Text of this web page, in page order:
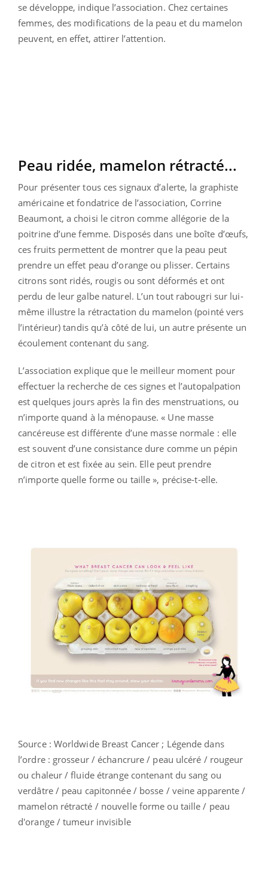
se développe, indique l’association. Chez certaines
femmes, des modifications de la peau et du mamelon
peuvent, en effet, attirer l’attention.
Peau ridée, mamelon rétracté...
Pour présenter tous ces signaux d’alerte, la graphiste
américaine et fondatrice de l’association, Corrine
Beaumont, a choisi le citron comme allégorie de la
poitrine d’une femme. Disposés dans une boîte d’œufs,
ces fruits permettent de montrer que la peau peut
prendre un effet peau d’orange ou plisser. Certains
citrons sont ridés, rougis ou sont déformés et ont
perdu de leur galbe naturel. L’un tout rabougri sur lui-
même illustre la rétractation du mamelon (pointé vers
l’intérieur) tandis qu’à côté de lui, un autre présente un
écoulement contenant du sang.
L’association explique que le meilleur moment pour
effectuer la recherche de ces signes et l’autopalpation
est quelques jours après la fin des menstruations, ou
n’importe quand à la ménopause. « Une masse
cancéreuse est différente d’une masse normale : elle
est souvent d’une consistance dure comme un pépin
de citron et est fixée au sein. Elle peut prendre
n’importe quelle forme ou taille », précise-t-elle.
Source : Worldwide Breast Cancer ; Légende dans
l’ordre : grosseur / échancrure / peau ulcéré / rougeur
ou chaleur / fluide étrange contenant du sang ou
verdâtre / peau capitonnée / bosse / veine apparente /
mamelon rétracté / nouvelle forme ou taille / peau
d'orange / tumeur invisible